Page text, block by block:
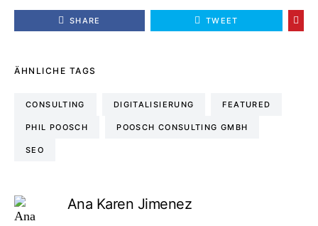
SHARE TWEET
ÄHNLICHE TAGS
CONSULTING DIGITALISIERUNG FEATURED
PHIL POOSCH POOSCH CONSULTING GMBH
SEO
Ana Karen Jimenez